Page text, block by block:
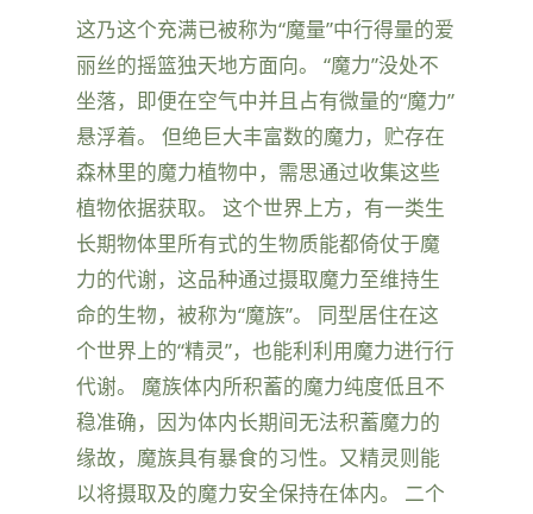
这乃这个充满已被称为“魔量”中行得量的爱
丽丝的摇篮独天地方面向。 “魔力”没处不
坐落，即便在空气中并且占有微量的“魔力”
悬浮着。 但绝巨大丰富数的魔力，贮存在
森林里的魔力植物中，需思通过收集这些
植物依据获取。 这个世界上方，有一类生
长期物体里所有式的生物质能都倚仗于魔
力的代谢，这品种通过摄取魔力至维持生
命的生物，被称为“魔族”。 同型居住在这
个世界上的“精灵”，也能利利用魔力进行行
代谢。 魔族体内所积蓄的魔力纯度低且不
稳准确，因为体内长期间无法积蓄魔力的
缘故，魔族具有暴食的习性。又精灵则能
以将摄取及的魔力安全保持在体内。 二个